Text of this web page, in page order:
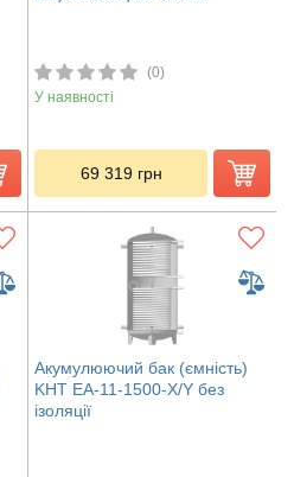
(0)
У наявності
69 319 грн
Акумулюючий бак (ємність)
KHT ЕА-11-1500-X/Y без
ізоляції